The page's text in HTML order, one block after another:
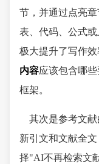
节，并通过点亮
表、代码、公式
极大提升了写作
内容应该包含哪
框架。
其次是参考文
新引文和文献全
择"AI不再检索文